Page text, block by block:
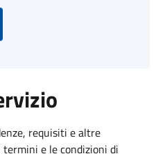
requisiti e altre
e le condizioni di